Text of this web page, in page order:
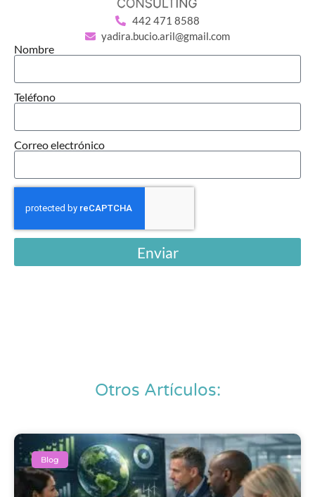
442 471 8588
yadira.bucio.aril@gmail.com
Nombre
Teléfono
Correo electrónico
Enviar
Otros Artículos:
Blog